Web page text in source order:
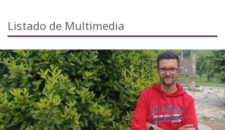
Listado de Multimedia